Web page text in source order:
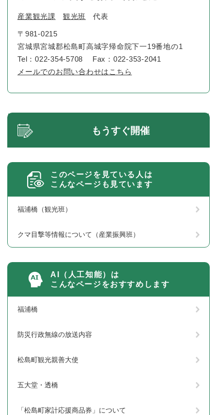
産業観光課 観光班 代表
〒981-0215
宮城県宮城郡松島町高城字帰命院下一19番地の1
Tel：022-354-5708
Fax：022-353-2041
メールでのお問い合わせはこちら
もうすぐ開催
このページを見ている人は
こんなページも見ています
福浦橋（観光班）
クマ目撃等情報について（産業振興班）
AI（人工知能）は
こんなページをおすすめします
福浦橋
防災行政無線の放送内容
松島町観光親善大使
五大堂・透橋
「松島町家計応援商品券」について